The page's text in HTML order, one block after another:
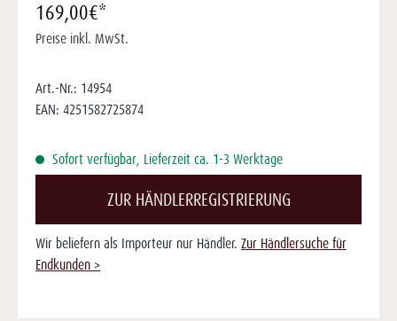
169,00€*
Preise inkl. MwSt.
Art.-Nr.: 14954
EAN: 4251582725874
Sofort verfügbar, Lieferzeit ca. 1-3 Werktage
ZUR HÄNDLERREGISTRIERUNG
Wir beliefern als Importeur nur Händler. Zur Händlersuche für
Endkunden >